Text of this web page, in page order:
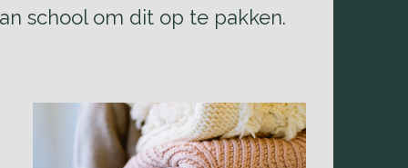
school om dit op te pakken.